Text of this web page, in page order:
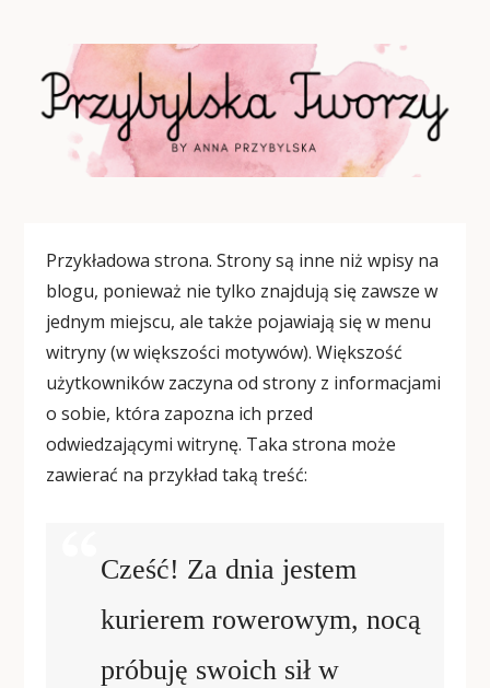
Przykładowa strona. Strony są inne niż wpisy na
blogu, ponieważ nie tylko znajdują się zawsze w
jednym miejscu, ale także pojawiają się w menu
witryny (w większości motywów). Większość
użytkowników zaczyna od strony z informacjami
o sobie, która zapozna ich przed
odwiedzającymi witrynę. Taka strona może
zawierać na przykład taką treść:
Cześć! Za dnia jestem
kurierem rowerowym, nocą
próbuję swoich sił w